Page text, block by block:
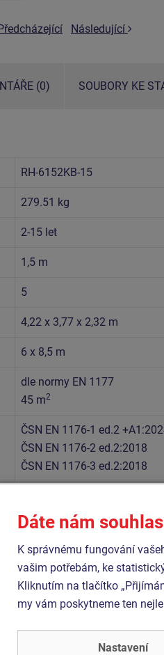
Předcházející Následující
(0) SOUBORY KE
RH-6152KB-15
279.51 kg
2-15 let
1,5 m
5
4,22 x 3,77 x 2,32 m
6 x 8,5 m
dle normy EN 1177
45 m2
ČSN EN 1176-1 ed.2
ČSN EN 1176-2 ed.2:2018
ČSN EN 1176-3 ed.2:2018
Produkt - RH-6180K-10
Řetězová houpačka
Dáte nám
K správnému fungování
vašim potřebám, ke
Kliknutím na tlačítko
my vám poskytneme ten
Nastavení